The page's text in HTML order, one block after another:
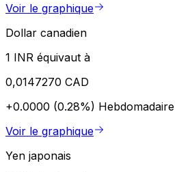
Voir le graphique
Dollar canadien
1 INR équivaut à
0,0147270 CAD
+0.0000 (0.28%) Hebdomadaire
Voir le graphique
Yen japonais